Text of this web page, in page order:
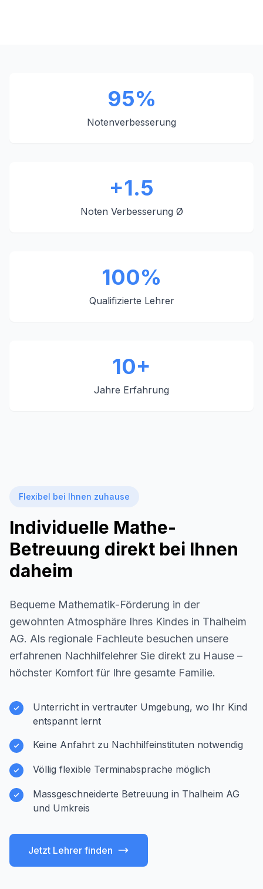
95%
Notenverbesserung
+1.5
Noten Verbesserung Ø
100%
Qualifizierte Lehrer
10+
Jahre Erfahrung
Flexibel bei Ihnen zuhause
Individuelle Mathe-
Betreuung direkt bei Ihnen
daheim
Bequeme Mathematik-Förderung in der
gewohnten Atmosphäre Ihres Kindes in Thalheim
AG. Als regionale Fachleute besuchen unsere
erfahrenen Nachhilfelehrer Sie direkt zu Hause –
höchster Komfort für Ihre gesamte Familie.
Unterricht in vertrauter Umgebung, wo Ihr Kind
entspannt lernt
Keine Anfahrt zu Nachhilfeinstituten notwendig
Völlig flexible Terminabsprache möglich
Massgeschneiderte Betreuung in Thalheim AG
und Umkreis
Jetzt Lehrer finden